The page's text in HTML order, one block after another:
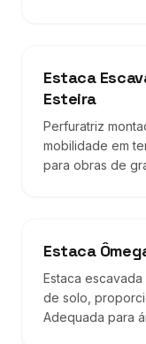
Estaca
Esteira
Perfuratriz
mobilidade em
para obras de
Estaca
Estaca
de solo,
Adequada para